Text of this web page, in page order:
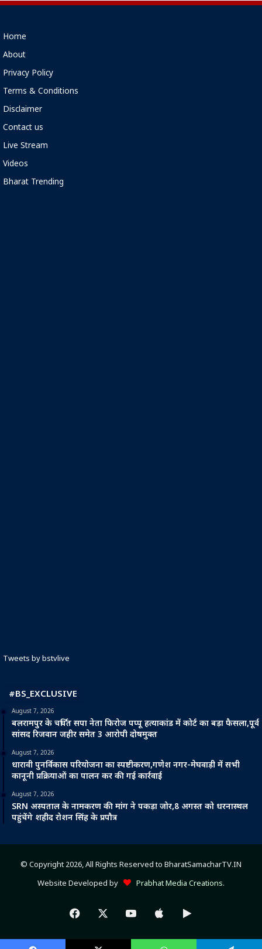
Home
About
Privacy Policy
Terms & Conditions
Disclaimer
Contact us
Live Stream
Videos
Bharat Trending
Tweets by bstvlive
#BS_EXCLUSIVE
August 7, 2026
बलरामपुर के चर्चित सपा नेता फिरोज पप्पू हत्याकांड में कोर्ट का बड़ा फैसला,पूर्व
सांसद रिजवान जहीर समेत 3 आरोपी दोषमुक्त
August 7, 2026
धारावी पुनर्विकास परियोजना का स्पष्टीकरण,गणेश नगर-मेघवाड़ी में सभी
कानूनी प्रक्रियाओं का पालन कर की गई कार्रवाई
August 7, 2026
SRN अस्पताल के नामकरण की मांग ने पकड़ा जोर,8 अगस्त को धरनास्थल
पहुंचेंगे शहीद रोशन सिंह के प्रपौत्र
© Copyright 2026, All Rights Reserved to BharatSamacharTV.IN
Website Developed by
Prabhat Media Creations.
Facebook YouTubeAppleGoogle
Play